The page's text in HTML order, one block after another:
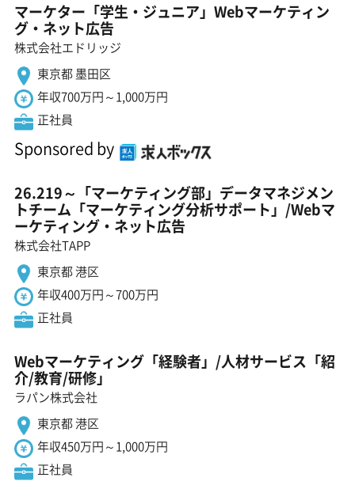
マーケター「学生・ジュニア」Webマーケティン
グ・ネット広告
株式会社エドリッジ
東京都 墨田区
年収700万円～1,000万円
正社員
Sponsored by
26.219～「マーケティング部」データマネジメン
トチーム「マーケティング分析サポート」/Webマ
ーケティング・ネット広告
株式会社TAPP
東京都 港区
年収400万円～700万円
正社員
Webマーケティング「経験者」/人材サービス「紹
介/教育/研修」
ラパン株式会社
東京都 港区
年収450万円～1,000万円
正社員